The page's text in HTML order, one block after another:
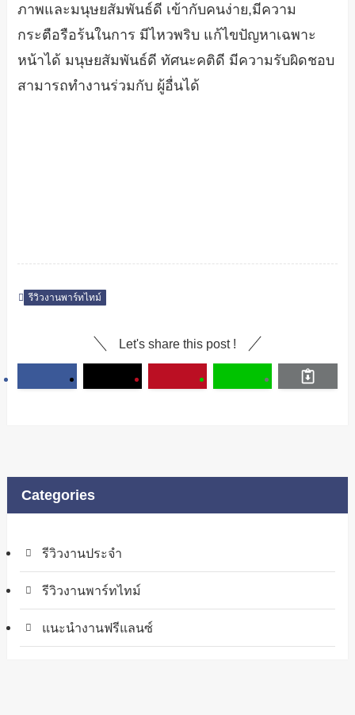
ภาพและมนุษยสัมพันธ์ดี เข้ากับคนง่าย,มีความ
กระตือรือร้นในการ มีไหวพริบ แก้ไขปัญหาเฉพาะ
หน้าได้ มนุษยสัมพันธ์ดี ทัศนะคติดี มีความรับผิดชอบ
สามารถทำงานร่วมกับ ผู้อื่นได้
รีวิวงานพาร์ทไทม์
Let's share this post !
Categories
รีวิวงานประจำ
รีวิวงานพาร์ทไทม์
แนะนำงานฟรีแลนซ์